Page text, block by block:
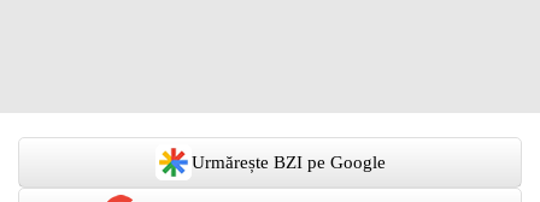
Urmărește BZI pe Google